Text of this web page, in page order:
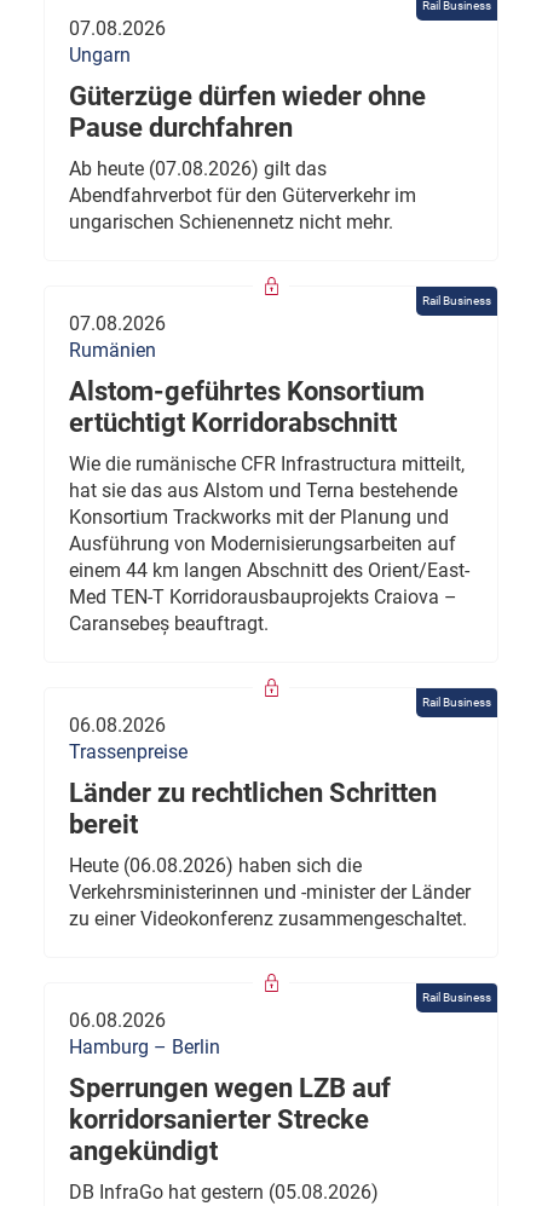
Rail Business
07.08.2026
Ungarn
Güterzüge dürfen wieder ohne
Pause durchfahren
Ab heute (07.08.2026) gilt das
Abendfahrverbot für den Güterverkehr im
ungarischen Schienennetz nicht mehr.
Rail Business
07.08.2026
Rumänien
Alstom-geführtes Konsortium
ertüchtigt Korridorabschnitt
Wie die rumänische CFR Infrastructura mitteilt,
hat sie das aus Alstom und Terna bestehende
Konsortium Trackworks mit der Planung und
Ausführung von Modernisierungsarbeiten auf
einem 44 km langen Abschnitt des Orient/East-
Med TEN-T Korridorausbauprojekts Craiova –
Caransebeș beauftragt.
Rail Business
06.08.2026
Trassenpreise
Länder zu rechtlichen Schritten
bereit
Heute (06.08.2026) haben sich die
Verkehrsministerinnen und -minister der Länder
zu einer Videokonferenz zusammengeschaltet.
Rail Business
06.08.2026
Hamburg – Berlin
Sperrungen wegen LZB auf
korridorsanierter Strecke
angekündigt
DB InfraGo hat gestern (05.08.2026)